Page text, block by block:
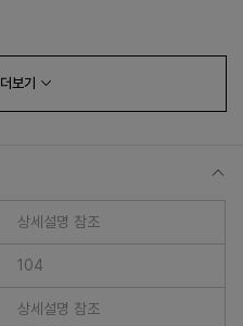
더보기
상세설명 참조
104
상세설명 참조